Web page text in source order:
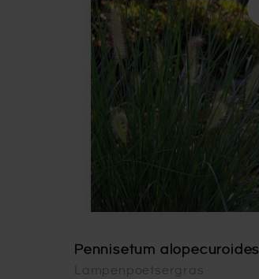
Pennisetum alopecuroides
Lampenpoetsergras